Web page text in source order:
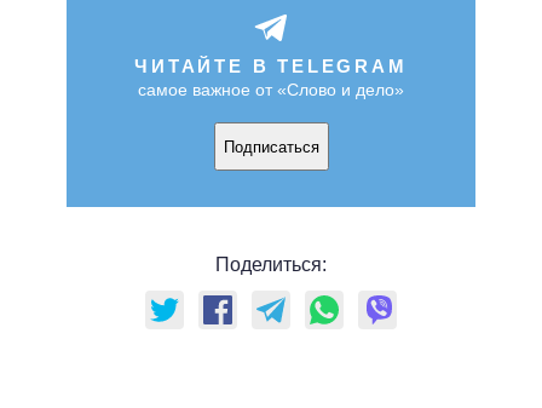
ЧИТАЙТЕ В TELEGRAM
самое важное от «Слово и дело»
Подписаться
Поделиться: